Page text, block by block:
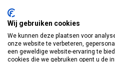
info@vosmedisch.nl
Wij gebruiken cookies
We kunnen deze plaatsen voor
onze website te verbeteren,
een geweldige website-ervaring te
cookies die we gebruiken opent u de